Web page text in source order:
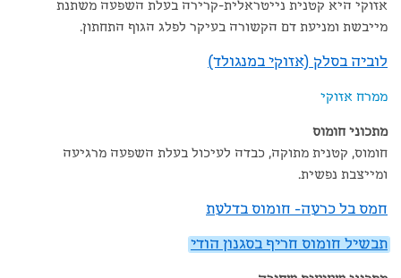
אזוקי היא קטנית נייטראלית-קרירה בעלת השפעה משתנת
מייבשת ומניעת דם הקשורה בעיקר לפלג הגוף התחתון.
לוביה בסלק (אזוקי במנגולד)
ממרח אזוקי
מתכוני חומוס
חומוס, קטנית מתוקה, כבדה לעיכול בעלת השפעה מרגיעה
ומייצבת נפשית.
חמס בל כרעה- חומוס בדלעת
תבשיל חומוס חריף בסגנון הודי